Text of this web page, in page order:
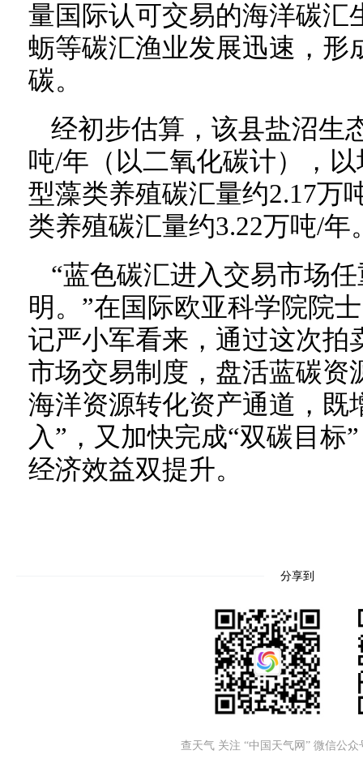
量国际认可交易的海洋碳汇
蛎等碳汇渔业发展迅速，形
碳。
经初步估算，该县盐沼生
吨/年（以二氧化碳计），
型藻类养殖碳汇量约2.17万
类养殖碳汇量约3.22万吨/年
“蓝色碳汇进入交易市场
明。”在国际欧亚科学院院
记严小军看来，通过这次拍
市场交易制度，盘活蓝碳资
海洋资源转化资产通道，既
入”，又加快完成“双碳目标
经济效益双提升。
分享到
查天气 关注 “中国天气网” 微信公众